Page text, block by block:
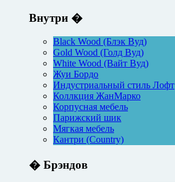
Внутри �
Black Wood (Блэк Вуд)
Gold Wood (Голд Вуд)
White Wood (Вайт Вуд)
Жуи Бордо
Индустриальный стиль Лофт
Коллкция ЖанМарко
Корпусная мебель
Парижский шик
Мягкая мебель
Кантри (Country)
� Брэндов